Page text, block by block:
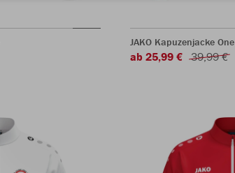
JAKO Kapuzenjacke One
ab 25,99 € 39,99 €